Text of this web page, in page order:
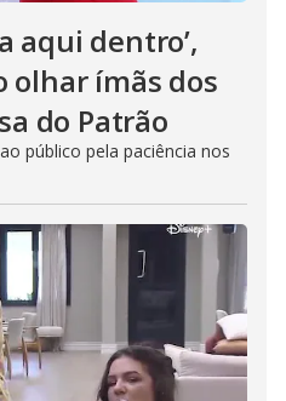
aqui dentro’,
olhar ímãs dos
do Patrão
público pela paciência nos